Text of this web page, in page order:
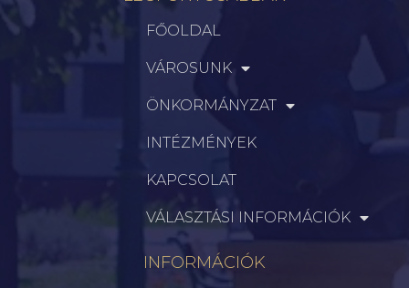
FŐOLDAL
VÁROSUNK
ÖNKORMÁNYZAT
INTÉZMÉNYEK
KAPCSOLAT
VÁLASZTÁSI INFORMÁCIÓK
INFORMÁCIÓK